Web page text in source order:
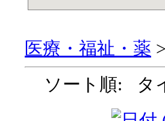
医療・福祉・薬
ソート順: タ